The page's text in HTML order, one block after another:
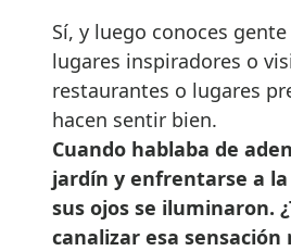
Sí, y luego conoces
lugares inspiradores o
restaurantes o lugares
hacen sentir bien.
Cuando hablaba de
jardín y enfrentarse a
sus ojos se iluminaron.
canalizar esa